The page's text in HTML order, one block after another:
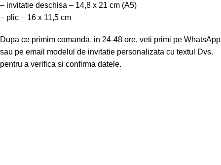
– invitatie deschisa – 14,8 x 21 cm (A5)
– plic – 16 x 11,5 cm
Dupa ce primim comanda, in 24-48 ore, veti primi pe WhatsApp
sau pe email modelul de invitatie personalizata cu textul Dvs.
pentru a verifica si confirma datele.